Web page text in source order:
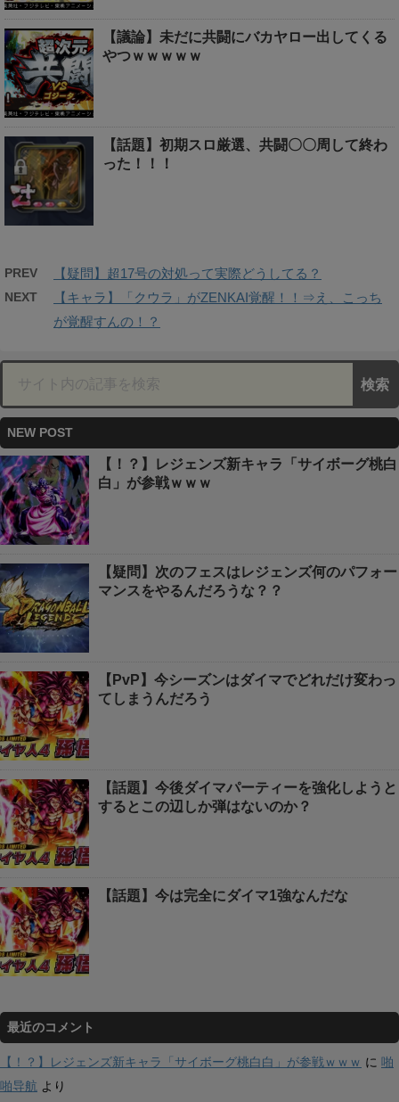
【議論】未だに共闘にバカヤロー出してくる
やつｗｗｗｗｗ
【話題】初期スロ厳選、共闘〇〇周して終わ
った！！！
PREV 【疑問】超17号の対処って実際どうしてる？
NEXT
【キャラ】「クウラ」がZENKAI覚醒！！⇒え、こっち
が覚醒すんの！？
NEW POST
【！？】レジェンズ新キャラ「サイボーグ桃白
白」が参戦ｗｗｗ
【疑問】次のフェスはレジェンズ何のパフォー
マンスをやるんだろうな？？
【PvP】今シーズンはダイマでどれだけ変わっ
てしまうんだろう
【話題】今後ダイマパーティーを強化しようと
するとこの辺しか弾はないのか？
【話題】今は完全にダイマ1強なんだな
最近のコメント
【！？】レジェンズ新キャラ「サイボーグ桃白白」が参戦ｗｗｗ に 啪
啪导航 より